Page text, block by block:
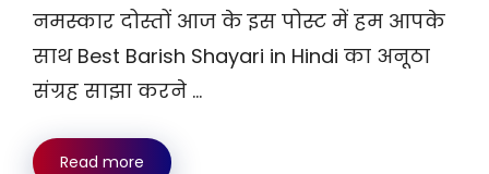
नमस्कार दोस्तों आज के इस पोस्ट में हम आपके
साथ Best Barish Shayari in Hindi का अनूठा
संग्रह साझा करने …
Read more